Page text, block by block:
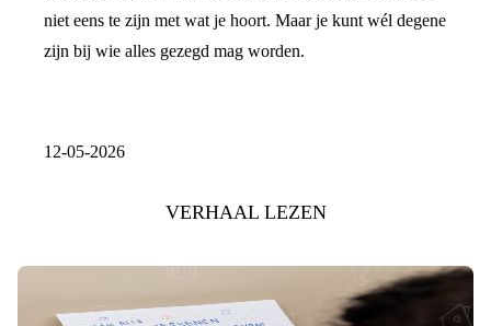
niet eens te zijn met wat je hoort. Maar je kunt wél degene
zijn bij wie alles gezegd mag worden.
12-05-2026
VERHAAL LEZEN